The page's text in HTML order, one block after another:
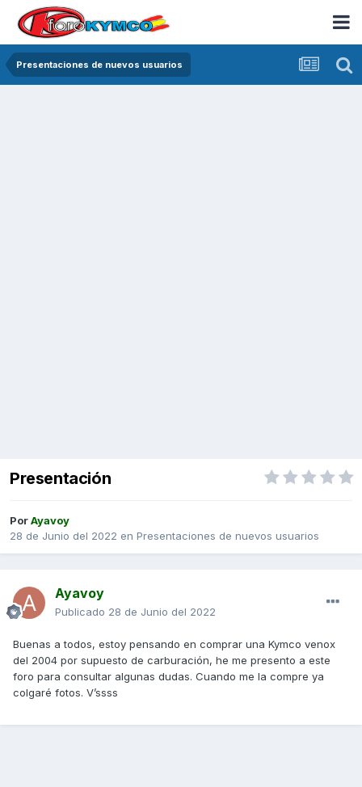
Presentaciones de nuevos usuarios
Presentación
PorAyavoy
28 de Junio del 2022 en Presentaciones de nuevos usuarios
Ayavoy
Publicado 28 de Junio del 2022
Buenas a todos, estoy pensando en comprar una Kymco venox
del 2004 por supuesto de carburación, he me presento a este
foro para consultar algunas dudas. Cuando me la compre ya
colgaré fotos. V’ssss